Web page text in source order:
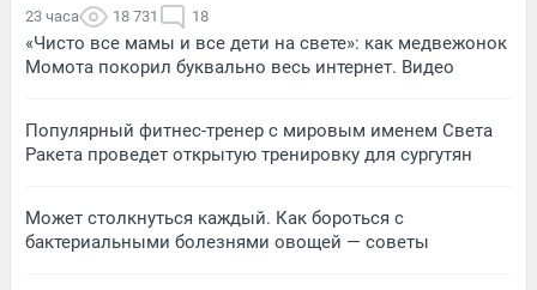
23 часа 18 731 18
«Чисто все мамы и все дети на свете»: как медвежонок
Момота покорил буквально весь интернет. Видео
Популярный фитнес-тренер с мировым именем Света
Ракета проведет открытую тренировку для сургутян
Может столкнуться каждый. Как бороться с
бактериальными болезнями овощей — советы